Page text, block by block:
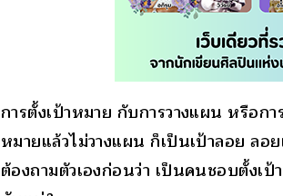
การตั้งเป้าหมาย กับการวางแผน หรือ
หมายแล้วไม่วางแผน ก็เป็นเป้าลอย ลอ
ต้องถามตัวเองก่อนว่า เป็นคนชอบตั้งเ